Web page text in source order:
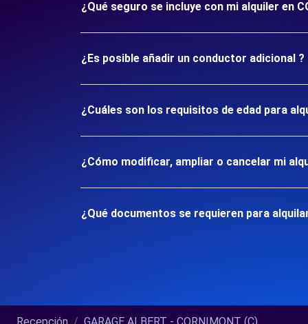
¿Qué seguro se incluye con mi alquiler en
¿Es posible añadir un conductor adicional ?
¿Cuáles son los requisitos de edad para
¿Cómo modificar, ampliar o cancelar mi
¿Qué documentos se requieren para